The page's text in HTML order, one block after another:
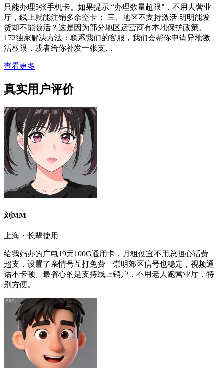
只能办理5张手机卡。如果提示 “办理数量超限”，不用去营业
厅，线上就能注销多余空卡： 三、地区不支持激活 明明能发
货却不能激活？这是因为部分地区运营商有本地保护政策。
172独家解决方法：联系我们的客服，我们会帮你申请异地激
活权限，或者给你补发一张支…
查看更多
真实用户评价
刘MM
上海・长辈使用
给我妈办的广电19元100G通用卡，月租便宜不用总担心话费
超支，设置了亲情号互打免费，崇明郊区信号也稳定，视频通
话不卡顿。最省心的是支持线上销户，不用老人跑营业厅，特
别方便。